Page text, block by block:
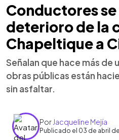
Conductores
deterioro de la
Chapeltique a
Señalan que hace más de
obras públicas están
sin asfaltar.
Por Jacqueline Mejía
Publicado el 03 de abril